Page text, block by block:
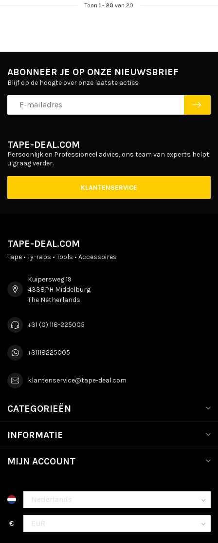
Toon 1 - 20 van 20
TAPE-DEAL.COM
Persoonlijk en Professioneel advies, ons team van experts helpt
u graag verder.
KLANTENSERVICE
ABONNEER JE OP ONZE NIEUWSBRIEF
Blijf op de hoogte over onze laatste acties
TAPE-DEAL.COM
Tape • Ty-raps • Tools • Accessoires
Kuipersweg 19
4338PH Middelburg
The Netherlands
+31 (0) 118-225005
+31118225005
klantenservice@tape-deal.com
CATEGORIEËN
INFORMATIE
MIJN ACCOUNT
€